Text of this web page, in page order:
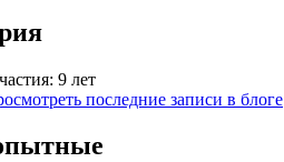
9 лет
последние записи в блоге